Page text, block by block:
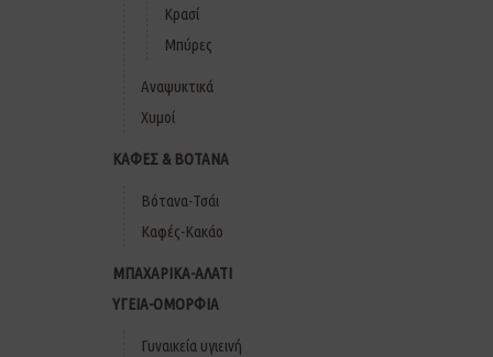
Κρασί
Μπύρες
Αναψυκτικά
Χυμοί
ΚΑΦΕΣ & ΒΟΤΑΝΑ
Βότανα-Τσάι
Καφές-Κακάο
ΜΠΑΧΑΡΙΚΑ-ΑΛΑΤΙ
ΥΓΕΙΑ-ΟΜΟΡΦΙΑ
Γυναικεία υγιεινή